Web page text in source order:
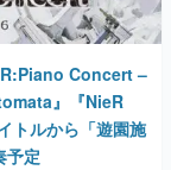
Concert –
』『NieR
ルから「遊園施
予定